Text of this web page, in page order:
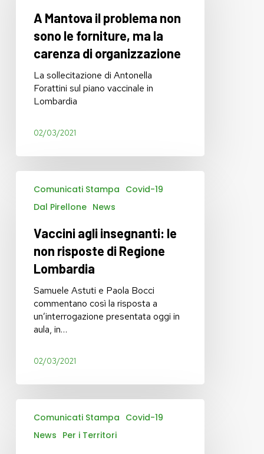
sono
forniture,
carenza
A Mantova il problema non
sono le forniture, ma la
carenza di organizzazione
La sollecitazione di Antonella
Forattini sul piano vaccinale in
Lombardia
02/03/2021
insegnanti:
risposte
Regione
Comunicati Stampa Covid-19
Dal Pirellone News
Vaccini agli insegnanti: le
non risposte di Regione
Lombardia
Samuele Astuti e Paola Bocci
commentano così la risposta a
un’interrogazione presentata oggi in
aula, in…
02/03/2021
Tribunale
Comunicati Stampa Covid-19
News Per i Territori